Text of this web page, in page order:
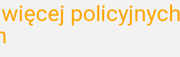
policyjnych